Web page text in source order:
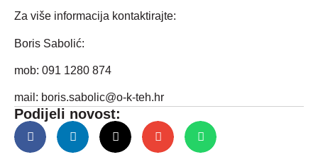
Za više informacija kontaktirajte:
Boris Sabolić:
mob: 091 1280 874
mail: boris.sabolic@o-k-teh.hr
Podijeli novost: